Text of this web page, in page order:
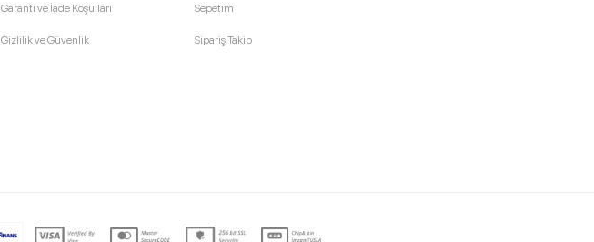
Garanti ve İade Koşulları
Gizlilik ve Güvenlik
Sepetim
Sipariş Takip